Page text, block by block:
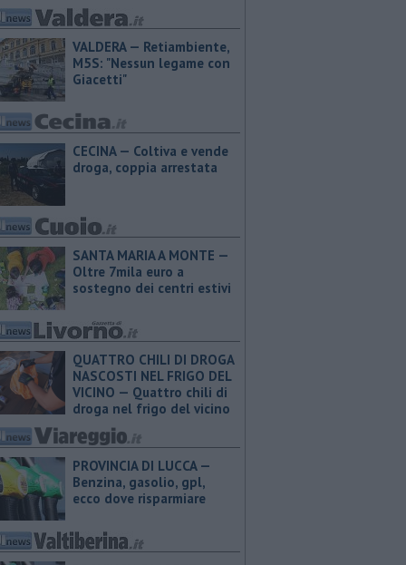
VALDERA — Retiambiente,
M5S: "Nessun legame con
Giacetti"
CECINA — Coltiva e vende
droga, coppia arrestata
SANTA MARIA A MONTE —
Oltre 7mila euro a
sostegno dei centri estivi
QUATTRO CHILI DI DROGA
NASCOSTI NEL FRIGO DEL
VICINO — Quattro chili di
droga nel frigo del vicino
PROVINCIA DI LUCCA — ​
Benzina, gasolio, gpl,
ecco dove risparmiare